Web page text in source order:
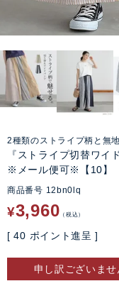
2種類のストライプ柄と無
『ストライプ切替ワイ
※メール便可※【10】
商品番号 12bn0lq
¥3,960 税込
[ 40 ポイント進呈 ]
申し訳ございませ